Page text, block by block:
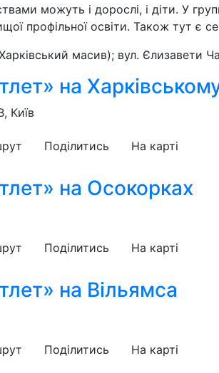
можуть і дорослі, і діти. У
профільної освіти. Також тут є
масив); вул. Єлизавети
на
Київ
Поділитись На карті
на Осокорках
Поділитись На карті
на Вільямса
Поділитись На карті